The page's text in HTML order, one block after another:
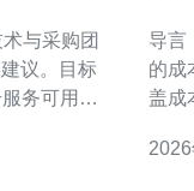
与采购团
议。目标
务可用
，明确内
导言：目标
的成
盖成
一、推